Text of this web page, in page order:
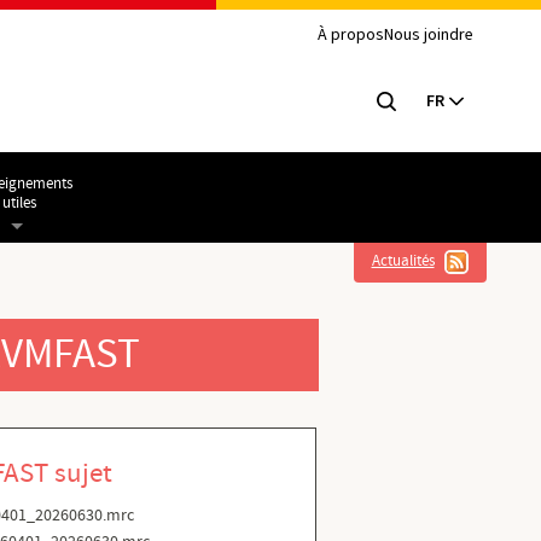
À proposNous joindre
FR
utiles
Actualités
sujet